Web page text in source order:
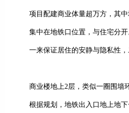
项目配建商业体量超万方，其中
集中在地铁口位置，与住宅分开
一来保证居住的安静与隐私性，
商业楼地上2层，类似一圈围墙环
根据规划，地铁出入口地上地下